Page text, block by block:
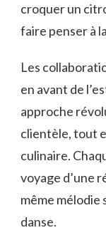
croquer un
faire penser à
Les
en avant de
approche
clientèle, tout
culinaire.
voyage d’une
même mélodie
danse.